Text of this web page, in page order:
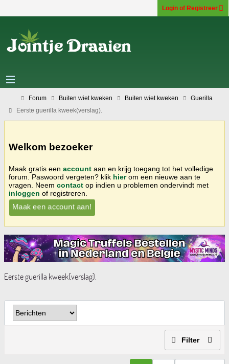
Login of Registreer
Forum Buiten wiet kweken Buiten wiet kweken
Guerilla
Eerste guerilla kweek(verslag).
Welkom bezoeker
Maak gratis een account aan en krijg toegang tot het volledige
forum. Paswoord vergeten? klik hierom een nieuwe aan te
vragen. Neem contact op indien u problemen ondervindt met
inloggen of registreren.
Maak een account aan!
Eerste guerilla kweek(verslag).
Filter